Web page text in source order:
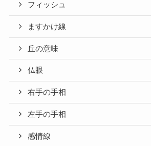
フィッシュ
ますかけ線
丘の意味
仏眼
右手の手相
左手の手相
感情線